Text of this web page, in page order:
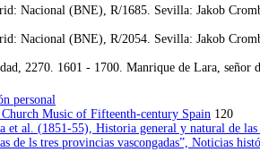
Nacional (BNE), R/1685. Sevilla: Jakob
Nacional (BNE), R/2054. Sevilla: Jakob
2270. 1601 - 1700. Manrique de Lara,
personal
Music of Fifteenth-century Spain 120
et al. (1851-55), Historia general y natural de
de ls tres provincias vascongadas”, Noticias